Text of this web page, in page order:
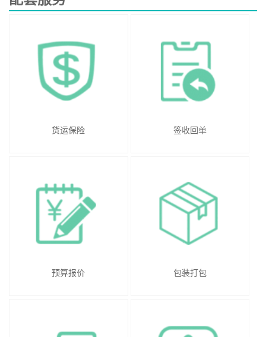
货运保险 签收回单
预算报价 包装打包